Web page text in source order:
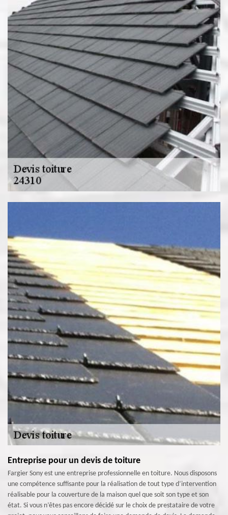
Entreprise pour un devis de toiture
Fargier Sony est une entreprise professionnelle en toiture. Nous disposons
une compétence suffisante pour la réalisation de tout type d’intervention
réalisable pour la couverture de la maison quel que soit son type et son
état. Si vous n’êtes pas encore décidé sur le choix de prestataire de votre